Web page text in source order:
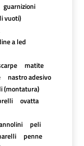
guarnizioni
vuoti)
a led
matite
nastro adesivo
(montatura)
ovatta
peli
penne